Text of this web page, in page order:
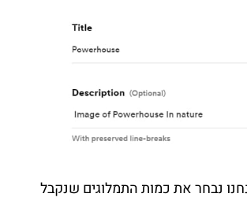
נבחר את כמות התמלוגים שנקבל